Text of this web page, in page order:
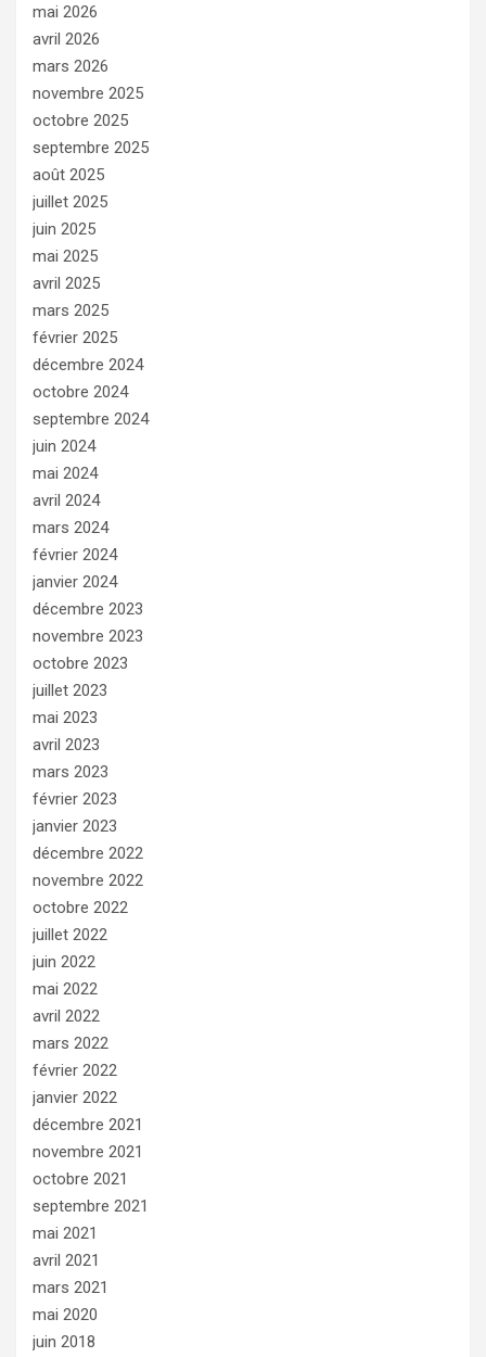
mai 2026
avril 2026
mars 2026
novembre 2025
octobre 2025
septembre 2025
août 2025
juillet 2025
juin 2025
mai 2025
avril 2025
mars 2025
février 2025
décembre 2024
octobre 2024
septembre 2024
juin 2024
mai 2024
avril 2024
mars 2024
février 2024
janvier 2024
décembre 2023
novembre 2023
octobre 2023
juillet 2023
mai 2023
avril 2023
mars 2023
février 2023
janvier 2023
décembre 2022
novembre 2022
octobre 2022
juillet 2022
juin 2022
mai 2022
avril 2022
mars 2022
février 2022
janvier 2022
décembre 2021
novembre 2021
octobre 2021
septembre 2021
mai 2021
avril 2021
mars 2021
mai 2020
juin 2018